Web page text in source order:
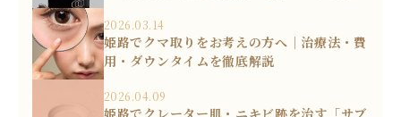
2026.03.14
姫路でクマ取りをお考えの方へ｜治療法・費
用・ダウンタイムを徹底解説
2026.04.09